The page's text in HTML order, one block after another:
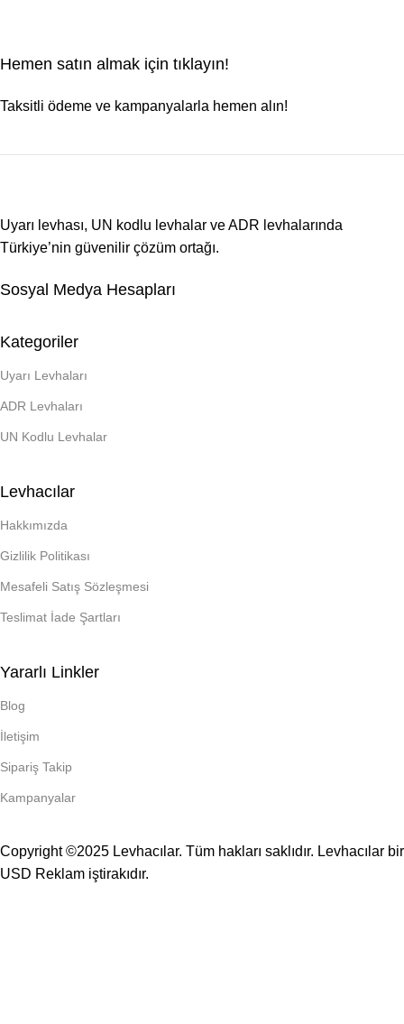
Hemen satın almak için tıklayın!
Taksitli ödeme ve kampanyalarla hemen alın!
Uyarı levhası, UN kodlu levhalar ve ADR levhalarında
Türkiye’nin güvenilir çözüm ortağı.
Sosyal Medya Hesapları
Kategoriler
Uyarı Levhaları
ADR Levhaları
UN Kodlu Levhalar
Levhacılar
Hakkımızda
Gizlilik Politikası
Mesafeli Satış Sözleşmesi
Teslimat İade Şartları
Yararlı Linkler
Blog
İletişim
Sipariş Takip
Kampanyalar
Copyright ©2025 Levhacılar. Tüm hakları saklıdır. Levhacılar bir
USD Reklam iştirakıdır.